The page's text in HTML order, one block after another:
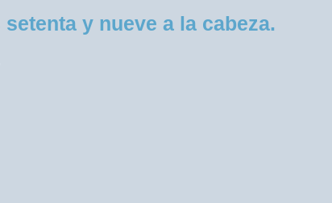
y nueve a la cabeza.